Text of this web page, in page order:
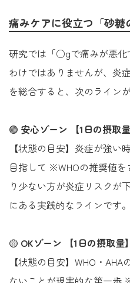
痛みケアに役立つ「砂糖
研究では「○gで痛みが悪化
わけではありませんが、炎
を総合すると、次のライン
🟢 安心ゾーン
【1日の摂取
【状態の目安】炎症が強い
目指して ※WHOの推奨値
り少ない方が炎症リスクが
にある実践的なラインです。
🟡 OKゾーン
【1日の摂取量
【状態の目安】WHO・